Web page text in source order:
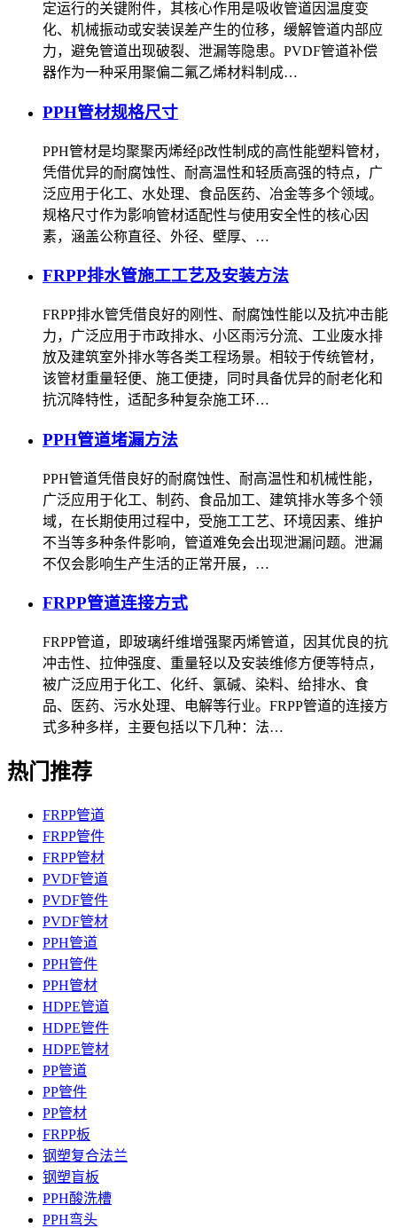
定运行的关键附件，其核心作用是吸收管道因温度变
化、机械振动或安装误差产生的位移，缓解管道内部应
力，避免管道出现破裂、泄漏等隐患。PVDF管道补偿
器作为一种采用聚偏二氟乙烯材料制成…
PPH管材规格尺寸
PPH管材是均聚聚丙烯经β改性制成的高性能塑料管材，
凭借优异的耐腐蚀性、耐高温性和轻质高强的特点，广
泛应用于化工、水处理、食品医药、冶金等多个领域。
规格尺寸作为影响管材适配性与使用安全性的核心因
素，涵盖公称直径、外径、壁厚、…
FRPP排水管施工工艺及安装方法
FRPP排水管凭借良好的刚性、耐腐蚀性能以及抗冲击能
力，广泛应用于市政排水、小区雨污分流、工业废水排
放及建筑室外排水等各类工程场景。相较于传统管材，
该管材重量轻便、施工便捷，同时具备优异的耐老化和
抗沉降特性，适配多种复杂施工环…
PPH管道堵漏方法
PPH管道凭借良好的耐腐蚀性、耐高温性和机械性能，
广泛应用于化工、制药、食品加工、建筑排水等多个领
域，在长期使用过程中，受施工工艺、环境因素、维护
不当等多种条件影响，管道难免会出现泄漏问题。泄漏
不仅会影响生产生活的正常开展，…
FRPP管道连接方式
FRPP管道，即玻璃纤维增强聚丙烯管道，因其优良的抗
冲击性、拉伸强度、重量轻以及安装维修方便等特点，
被广泛应用于化工、化纤、氯碱、染料、给排水、食
品、医药、污水处理、电解等行业。FRPP管道的连接方
式多种多样，主要包括以下几种：法…
热门推荐
FRPP管道
FRPP管件
FRPP管材
PVDF管道
PVDF管件
PVDF管材
PPH管道
PPH管件
PPH管材
HDPE管道
HDPE管件
HDPE管材
PP管道
PP管件
PP管材
FRPP板
钢塑复合法兰
钢塑盲板
PPH酸洗槽
PPH弯头